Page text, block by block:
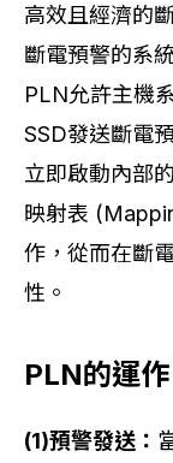
高效且經濟的
斷電預警的系
PLN允許主機
SSD發送斷電
立即啟動內部
映射表
作，從而在斷
性。
PLN的運作
(1)預警發送：